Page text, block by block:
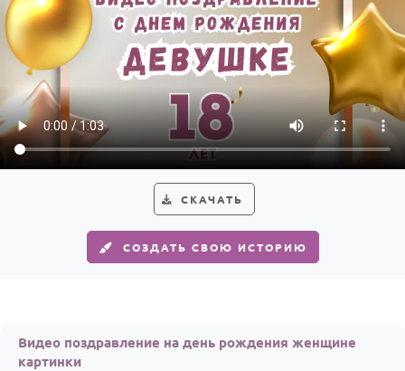
СКАЧАТЬ
СОЗДАТЬ СВОЮ ИСТОРИЮ
Видео поздравление на день рождения женщине
картинки